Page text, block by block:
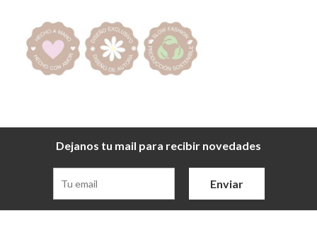
Dejanos tu mail para recibir novedades
Enviar